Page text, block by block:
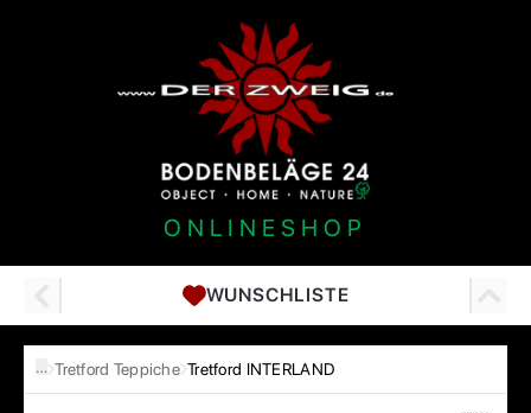
ONLINESHOP
WUNSCHLISTE
… Tretford Teppiche Tretford INTERLAND